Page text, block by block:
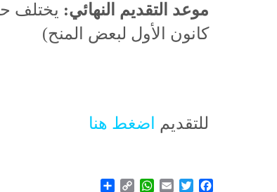
موعد التقديم النهائي: يختلف
كانون الأول لبعض المنح)
للتقديم اضغط هنا
Facebook
Twitter
Email
WhatsApp
Copy